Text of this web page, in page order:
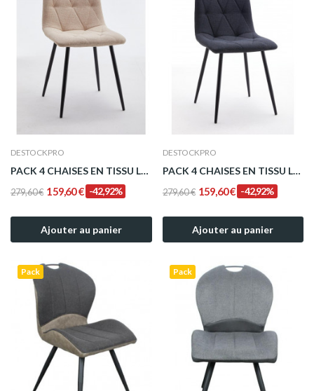
DESTOCKPRO
PACK 4 CHAISES EN TISSU LAURA BEIGE
279,60 € 159,60 € -42,92%
Ajouter au panier
DESTOCKPRO
PACK 4 CHAISES EN TISSU LAURA GRIS ANTHRACITE
279,60 € 159,60 € -42,92%
Ajouter au panier
Pack Pack